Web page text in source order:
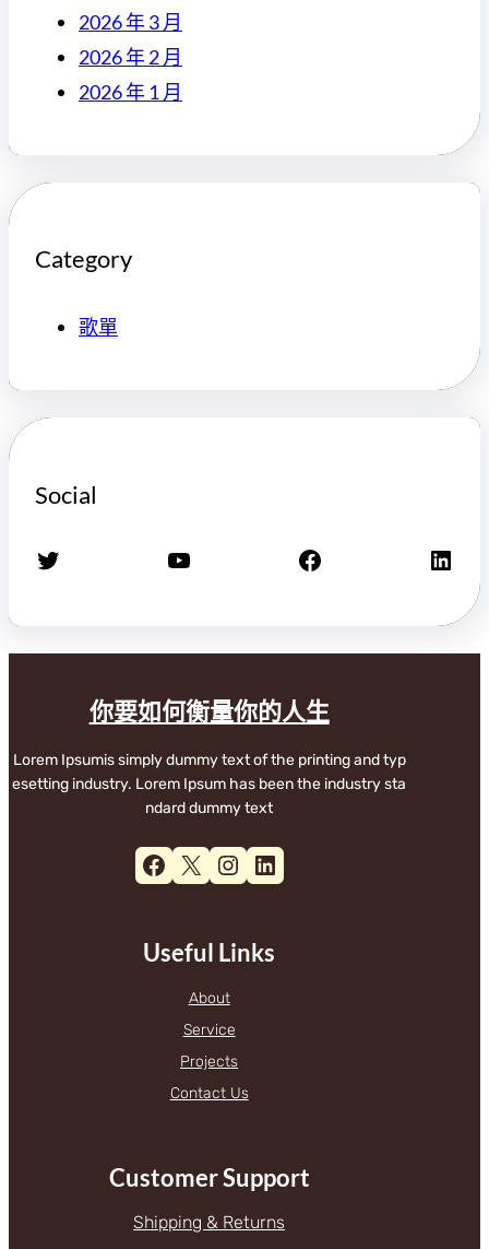
2026 年 3 月
2026 年 2 月
2026 年 1 月
Category
歌單
Social
X YouTube Facebook LinkedIn
你要如何衡量你的人生
Lorem Ipsumis simply dummy text of the printing and typ
esetting industry. Lorem Ipsum has been the industry sta
ndard dummy text
Facebook X Instagram LinkedIn
Useful Links
About
Service
Projects
Contact Us
Customer Support
Shipping & Returns